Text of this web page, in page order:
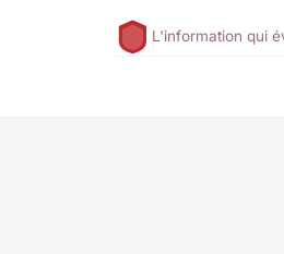
L'information qui